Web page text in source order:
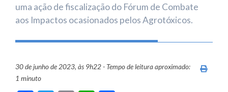
uma ação de fiscalização do Fórum de Combate
aos Impactos ocasionados pelos Agrotóxicos.
30 de junho de 2023, às 9h22 - Tempo de leitura aproximado:
1 minuto